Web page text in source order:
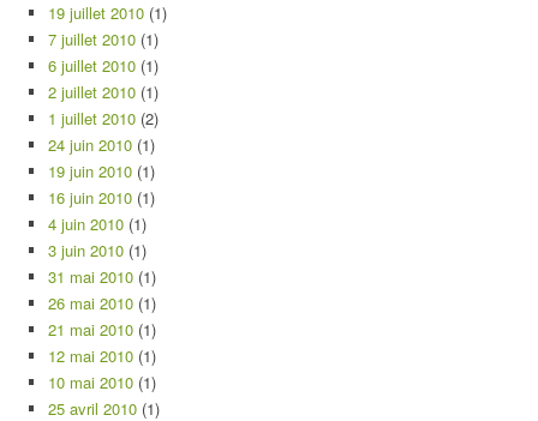
19 juillet 2010 (1)
7 juillet 2010 (1)
6 juillet 2010 (1)
2 juillet 2010 (1)
1 juillet 2010 (2)
24 juin 2010 (1)
19 juin 2010 (1)
16 juin 2010 (1)
4 juin 2010 (1)
3 juin 2010 (1)
31 mai 2010 (1)
26 mai 2010 (1)
21 mai 2010 (1)
12 mai 2010 (1)
10 mai 2010 (1)
25 avril 2010 (1)